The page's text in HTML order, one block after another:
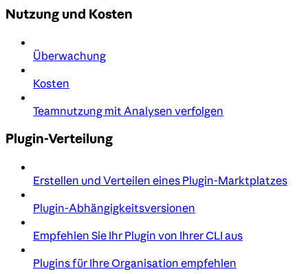
Nutzung und Kosten
Überwachung
Kosten
Teamnutzung mit Analysen verfolgen
Plugin-Verteilung
Erstellen und Verteilen eines Plugin-Marktplatzes
Plugin-Abhängigkeitsversionen
Empfehlen Sie Ihr Plugin von Ihrer CLI aus
Plugins für Ihre Organisation empfehlen